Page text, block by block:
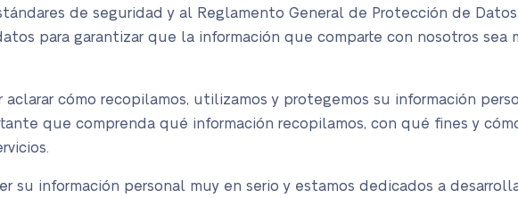
de seguridad y al Reglamento General de Protección de
para garantizar que la información que comparte con nosotros sea
aclarar cómo recopilamos, utilizamos y protegemos su información
que comprenda qué información recopilamos, con qué fines y
su información personal muy en serio y estamos dedicados a